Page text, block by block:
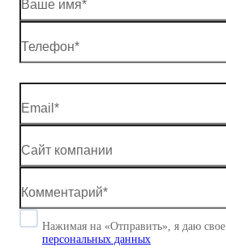
Нажимая на «Отправить», я даю свое
персональных данных